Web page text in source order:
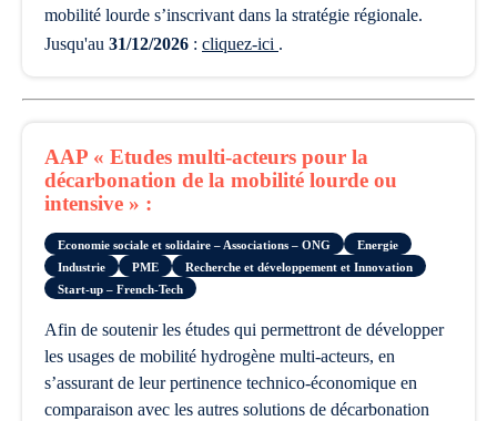
mobilité lourde s’inscrivant dans la stratégie régionale.
Jusqu'au 31/12/2026 : cliquez-ici .
AAP « Etudes multi-acteurs pour la
décarbonation de la mobilité lourde ou
intensive » :
Economie sociale et solidaire – Associations – ONG
Energie
Industrie
PME
Recherche et développement et Innovation
Start-up – French-Tech
afin de soutenir les études qui permettront de développer
les usages de mobilité hydrogène multi-acteurs, en
s’assurant de leur pertinence technico-économique en
comparaison avec les autres solutions de décarbonation